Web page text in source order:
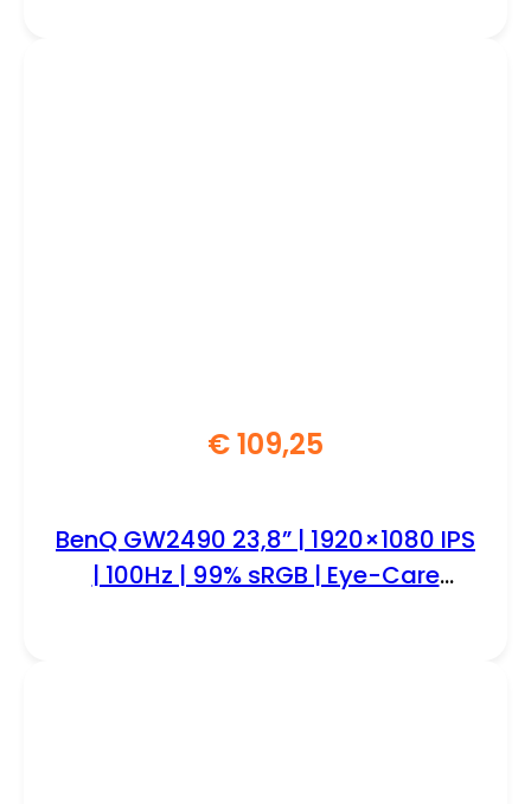
€109,25
BenQ GW2490 23,8” | 1920×1080 IPS
| 100Hz | 99% sRGB | Eye-Care